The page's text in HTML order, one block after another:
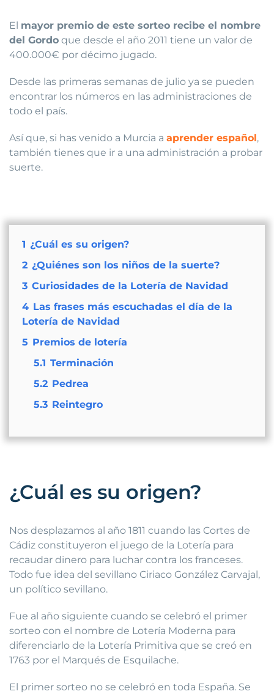
El mayor premio de este sorteo recibe el nombre
del Gordo que desde el año 2011 tiene un valor de
400.000€ por décimo jugado.
Desde las primeras semanas de julio ya se pueden
encontrar los números en las administraciones de
todo el país.
Así que, si has venido a Murcia a aprender español,
también tienes que ir a una administración a probar
suerte.
1 ¿Cuál es su origen?
2 ¿Quiénes son los niños de la suerte?
3 Curiosidades de la Lotería de Navidad
4 Las frases más escuchadas el día de la
Lotería de Navidad
5 Premios de lotería
5.1 Terminación
5.2 Pedrea
5.3 Reintegro
¿Cuál es su origen?
Nos desplazamos al año 1811 cuando las Cortes de
Cádiz constituyeron el juego de la Lotería para
recaudar dinero para luchar contra los franceses.
Todo fue idea del sevillano Ciriaco González Carvajal,
un político sevillano.
Fue al año siguiente cuando se celebró el primer
sorteo con el nombre de Lotería Moderna para
diferenciarlo de la Lotería Primitiva que se creó en
1763 por el Marqués de Esquilache.
El primer sorteo no se celebró en toda España. Se